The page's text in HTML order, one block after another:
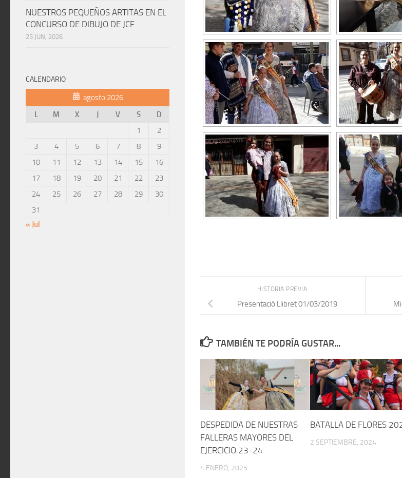
HISTORIA PREVIA
Presentació Llibret 01/03/2019
TAMBIÉN TE PODRÍA GUSTAR...
DESPEDIDA DE NUESTRAS
FALLERAS MAYORES DEL
EJERCICIO 23-24
4 ENERO, 2025
BATALLA DE FLORES
2 SEPTIEMBRE, 2024
NUESTROS PEQUEÑOS ARTITAS EN EL
CONCURSO DE DIBUJO DE JCF
25 JUN, 2026
CALENDARIO
agosto 2026
L
M X J V S
D
1
2
3
4 5 6 7 8
9
10
11 12 13 14 15
16
17
18 19 20 21 22
23
24
25 26 27 28 29
30
31
« Jul